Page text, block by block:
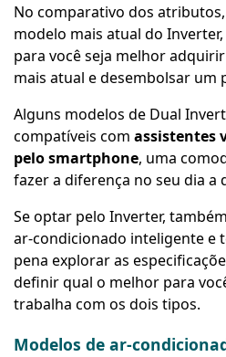
No comparativo dos
modelo mais atual do
para você seja melhor
mais atual e desembolsar um
Alguns modelos de Dual
compatíveis com assistentes
pelo smartphone, uma
fazer a diferença no seu dia a
Se optar pelo Inverter,
ar-condicionado inteligente e
pena explorar as
definir qual o melhor para
trabalha com os dois tipos.
Modelos de ar-